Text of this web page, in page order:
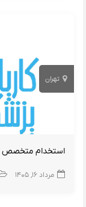
تهران
استخدام متخصص
مرداد ۱۶, ۱۴۰۵